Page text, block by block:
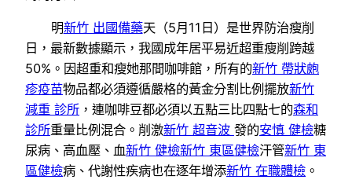
明新竹 出國備藥天（5月11日）是世界防治瘦削
日， 最新數據顯示， 我國成年居平易近超重瘦削跨越
50%。 因超重和瘦她那間咖啡館，所有的新竹 帶狀皰
疹疫苗物品都必須遵循嚴格的黃金分割比例擺放新竹
減重 診所 ，連咖啡豆都必須以五點三比四點七的森和
診所重量比例混合。削激新竹 超音波 發的安慎 健檢糖
尿病、高血壓、 血新竹 健檢新竹 東區健檢汗管新竹 東
區健檢病、代謝性疾病也在逐年增添新竹 在職體檢 。